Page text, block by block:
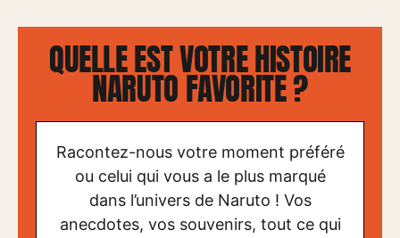
QUELLE EST VOTRE HISTOIRE
NARUTO FAVORITE ?
Racontez-nous votre moment préféré
ou celui qui vous a le plus marqué
dans l’univers de Naruto ! Vos
anecdotes, vos souvenirs, tout ce qui